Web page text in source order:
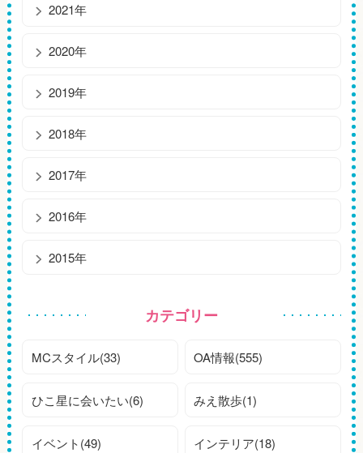
2021年
2020年
2019年
2018年
2017年
2016年
2015年
カテゴリー
MCスタイル(33) OA情報(555)
ひこ星に会いたい(6) みえ散歩(1)
イベント(49) インテリア(18)